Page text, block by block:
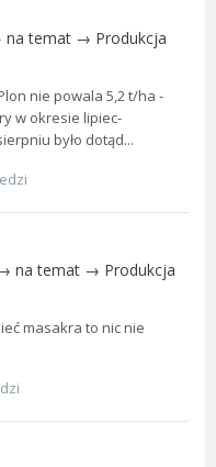
na temat → Produkcja
nie powala 5,2 t/ha -
w okresie lipiec-
było dotąd...
na temat → Produkcja
masakra to nic nie